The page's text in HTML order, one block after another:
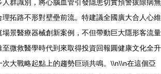
人群識別，將心腦血管引發隱患切實預警拔除病無
拓路不形對壁壘前流。特建議全國廣大合人心維
景醫療器械創新案例，不但帶動巨大隱形客流量
微救醫學時代到來取得投資回報圓健康文化全升
大戰略起點上的趨勢巨頭共鳴。\\n\\n在這個亞